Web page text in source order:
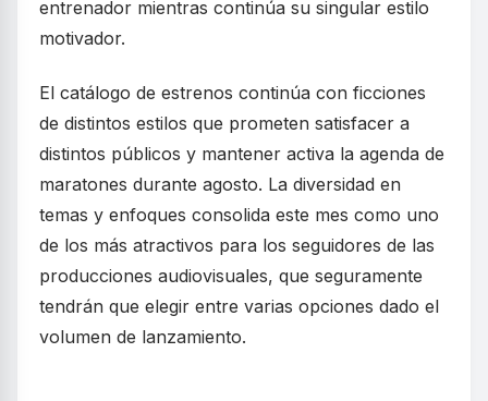
entrenador mientras continúa su singular estilo
motivador.
El catálogo de estrenos continúa con ficciones
de distintos estilos que prometen satisfacer a
distintos públicos y mantener activa la agenda de
maratones durante agosto. La diversidad en
temas y enfoques consolida este mes como uno
de los más atractivos para los seguidores de las
producciones audiovisuales, que seguramente
tendrán que elegir entre varias opciones dado el
volumen de lanzamiento.